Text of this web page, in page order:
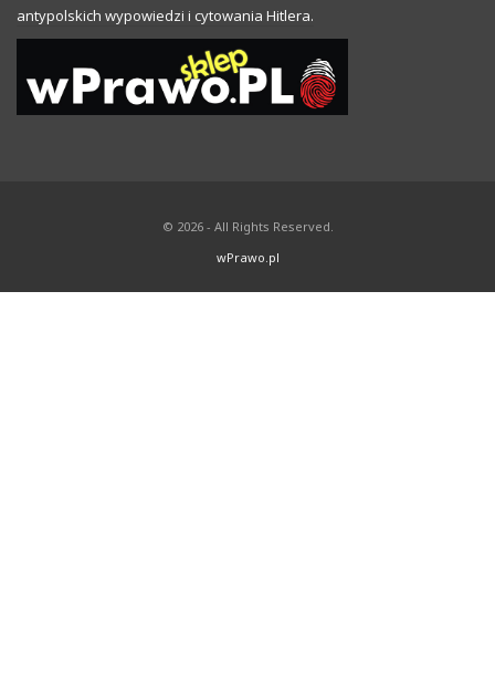
antypolskich wypowiedzi i cytowania Hitlera.
© 2026 - All Rights Reserved.
wPrawo.pl